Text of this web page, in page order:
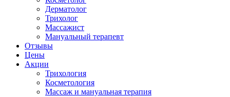
Дерматолог
Трихолог
Массажист
Мануальный терапевт
Отзывы
Цены
Акции
Трихология
Косметология
Массаж и мануальная терапия